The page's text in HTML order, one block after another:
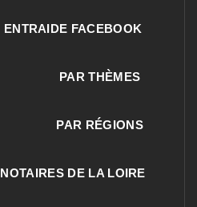
ENTRAIDE FACEBOOK
PAR THÈMES
PAR RÉGIONS
NOTAIRES DE LA LOIRE